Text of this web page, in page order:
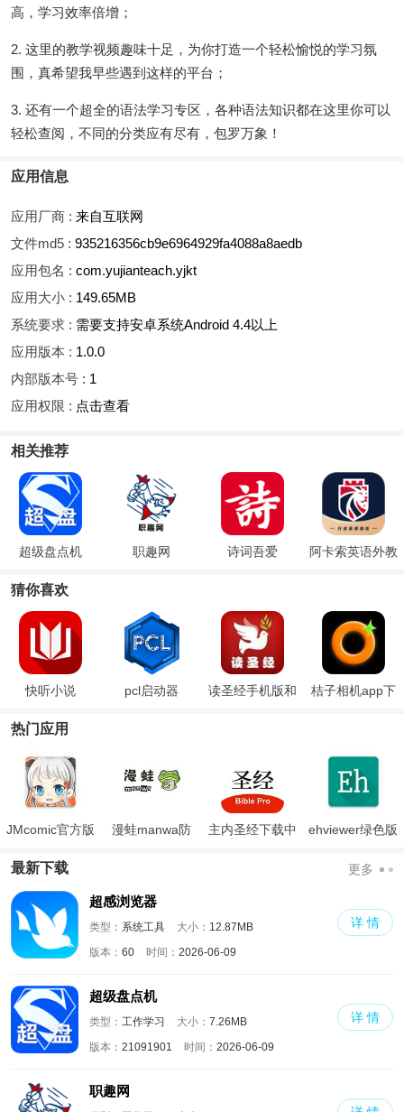
高，学习效率倍增；
2. 这里的教学视频趣味十足，为你打造一个轻松愉悦的学习氛
围，真希望我早些遇到这样的平台；
3. 还有一个超全的语法学习专区，各种语法知识都在这里你可以
轻松查阅，不同的分类应有尽有，包罗万象！
应用信息
应用厂商 : 来自互联网
文件md5 : 935216356cb9e6964929fa4088a8aedb
应用包名 : com.yujianteach.yjkt
应用大小 : 149.65MB
系统要求 : 需要支持安卓系统Android 4.4以上
应用版本 : 1.0.0
内部版本号 : 1
应用权限 : 点击查看
相关推荐
超级盘点机 职趣网 诗词吾爱 阿卡索英语外教
猜你喜欢
快听小说 pcl启动器
读圣经手机版和
桔子相机app下
热门应用
JMcomic官方版
漫蛙manwa防
主内圣经下载中
ehviewer绿色版
最新下载 更多
超感浏览器
类型： 系统工具 大小： 12.87MB
版本： 60 时间： 2026-06-09
详 情
超级盘点机
类型： 工作学习 大小： 7.26MB
版本： 21091901 时间： 2026-06-09
详 情
职趣网